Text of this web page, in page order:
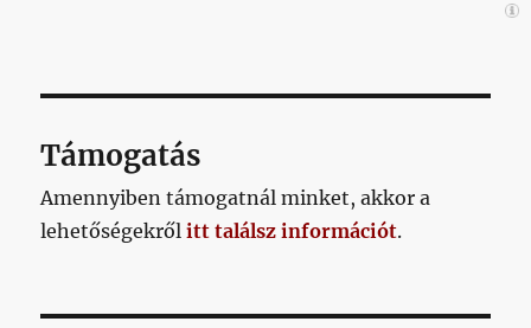
Támogatás
Amennyiben támogatnál minket, akkor a
lehetőségekrőlitt találsz információt.